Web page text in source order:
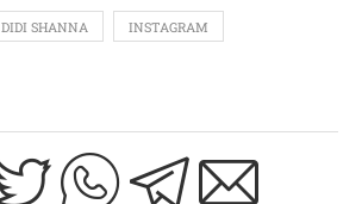
DIDI SHANNA INSTAGRAM